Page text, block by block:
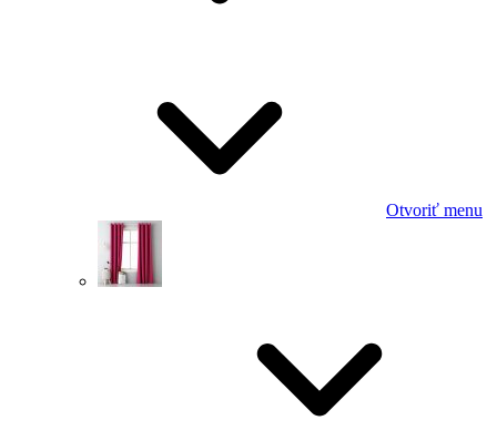
Otvoriť menu